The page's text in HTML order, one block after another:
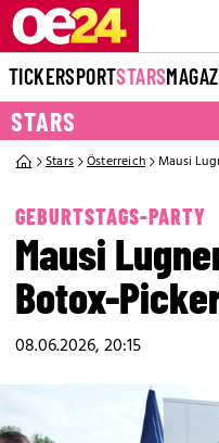
TICKERSPORTSTARS
STARS
Stars Österreich Mausi
GEBURTSTAGS-PARTY
Mausi
Botox-
08.06.2026, 20:15